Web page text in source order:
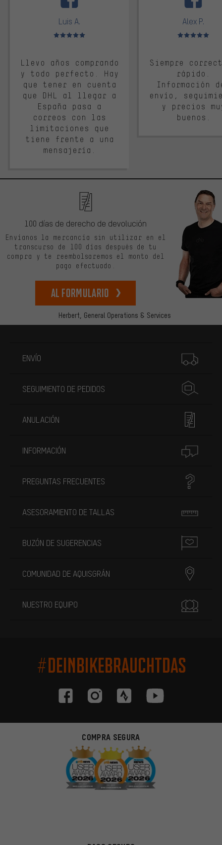
Luis A.
Valoración media: 5 de 5
Llevo años comprando
y todo perfecto. Hay
que tener en cuenta
que DHL al llegar a
España pasa a
correos con las
limitaciones que
tiene frente a una
mensajería.
Alex P.
Valoración
Siempre
rápido.
Información
envío,
y precios
buenos.
Herbert, General Operations & Services
100 días de derecho de devolución
Envíanos la mercancía sin utilizar en el
transcurso de 100 días después de tu
compra y te reembolsaremos el monto del
pago efectuado.
Al formulario
ENVÍO
SEGUIMIENTO DE PEDIDOS
ANULACIÓN
INFORMACIÓN
PREGUNTAS FRECUENTES
ASESORAMIENTO DE TALLAS
BUZÓN DE SUGERENCIAS
COMUNIDAD DE AQUISGRÁN
NUESTRO EQUIPO
#DEINBIKEBRAUCHTDAS
COMPRA SEGURA